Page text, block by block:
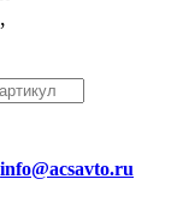
info@acsavto.ru